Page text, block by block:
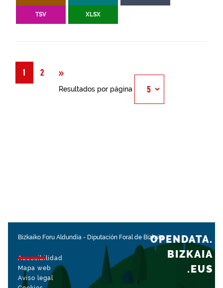
TSV XLSX
1 2 »
Resultados por página
Bizkaiko Foru Aldundia - Diputación Foral de Bizkaia
Accesibilidad
Mapa web
Aviso legal
OPENDATA.
BIZKAIA
.EUS